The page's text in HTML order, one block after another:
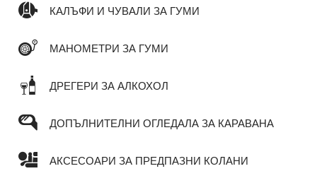
КАЛЪФИ И ЧУВАЛИ ЗА ГУМИ
МАНОМЕТРИ ЗА ГУМИ
ДРЕГЕРИ ЗА АЛКОХОЛ
ДОПЪЛНИТЕЛНИ ОГЛЕДАЛА ЗА КАРАВАНА
АКСЕСОАРИ ЗА ПРЕДПАЗНИ КОЛАНИ